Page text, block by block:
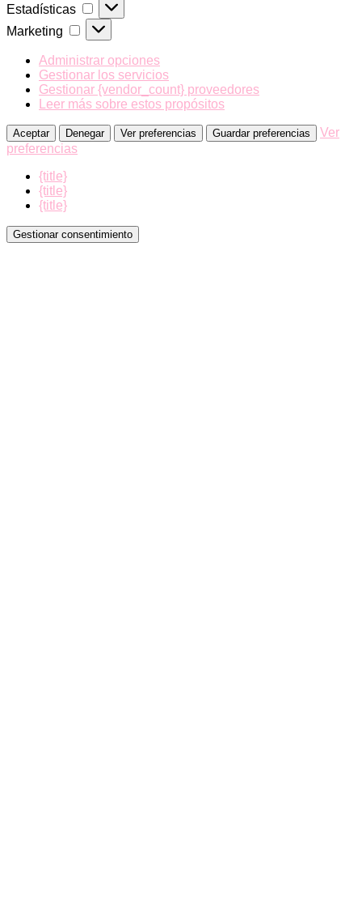
Estadísticas Estadísticas
Marketing Marketing
Administrar opciones
Gestionar los servicios
Gestionar {vendor_count} proveedores
Leer más sobre estos propósitos
Aceptar Denegar Ver preferencias Guardar preferencias
Ver
preferencias
{title}
{title}
{title}
Gestionar consentimiento